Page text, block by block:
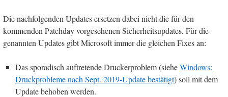
Die nachfolgenden Updates ersetzen dabei nicht die für den
kommenden Patchday vorgesehenen Sicherheitsupdates. Für die
genannten Updates gibt Microsoft immer die gleichen Fixes an:
Das sporadisch auftretende Druckerproblem (sieheWindows:
Druckprobleme nach Sept. 2019-Update bestätigt) soll mit dem
Update behoben werden.